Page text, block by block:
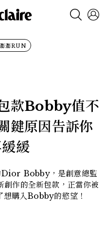
澎RUN
款Bobby值不
鍵原因告訴你
緩
Dior Bobby，是創意總監
的全新包款，正當你被
想購入Bobby的慾望！